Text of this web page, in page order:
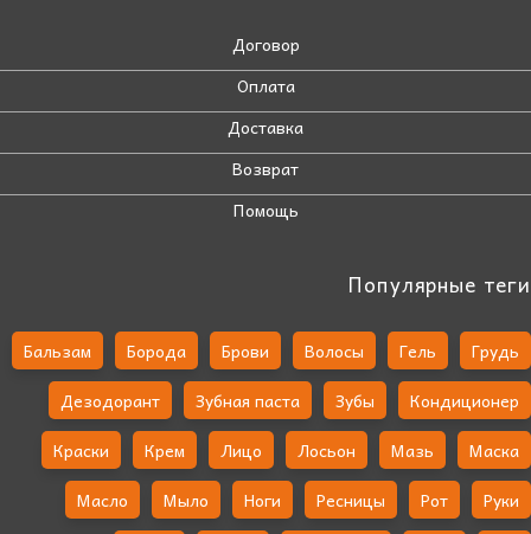
Договор
Оплата
Доставка
Возврат
Помощь
Популярные теги
Бальзам Борода Брови Волосы Гель
Грудь
Дезодорант
Зубная паста Зубы
Кондиционер
Краски
Крем Лицо Лосьон Мазь
Маска
Масло
Мыло Ноги Ресницы Рот
Руки